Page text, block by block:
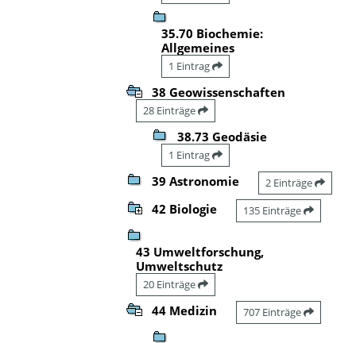
35.70 Biochemie:
Allgemeines
1 Eintrag
38 Geowissenschaften
28 Einträge
38.73 Geodäsie
1 Eintrag
39 Astronomie 2 Einträge
42 Biologie 135 Einträge
43 Umweltforschung,
Umweltschutz
20 Einträge
44 Medizin 707 Einträge